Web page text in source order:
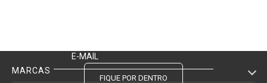
FIQUE POR DENTRO
MARCAS